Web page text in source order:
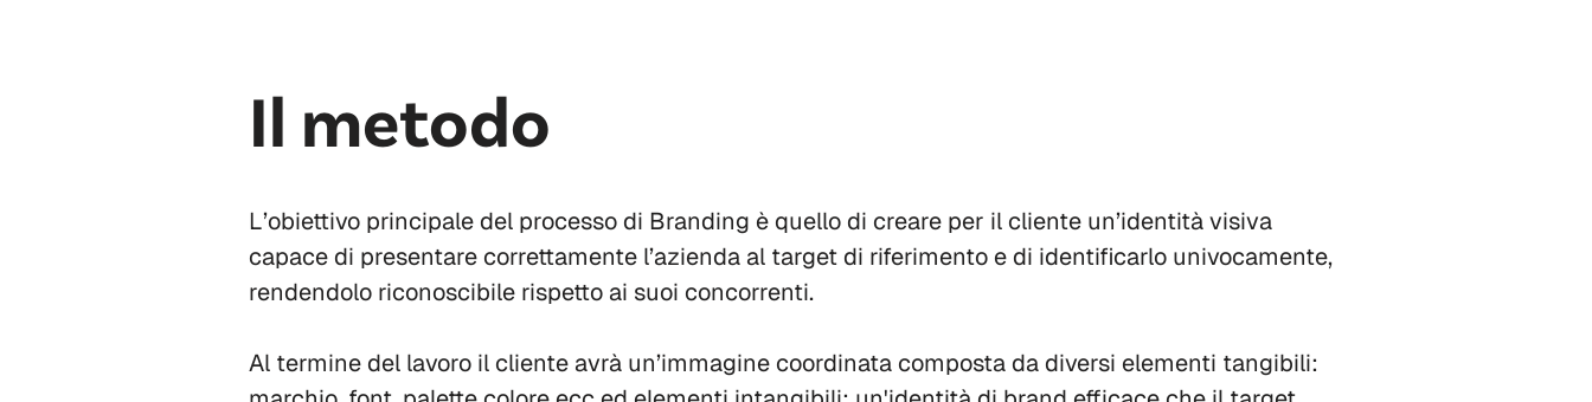
Il metodo
L’obiettivo principale del processo di Branding è quello di creare per il cliente un’identità visiva
capace di presentare correttamente l’azienda al target di riferimento e di identificarlo univocamente,
rendendolo riconoscibile rispetto ai suoi concorrenti.
Al termine del lavoro il cliente avrà un’immagine coordinata composta da diversi elementi tangibili: